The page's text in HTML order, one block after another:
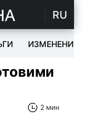
RU
ИЗМЕНЕНИЯ
2 мин